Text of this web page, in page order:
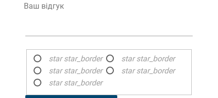
Ваш відгук
star star_border star star_border
star star_border star star_border
star star_border